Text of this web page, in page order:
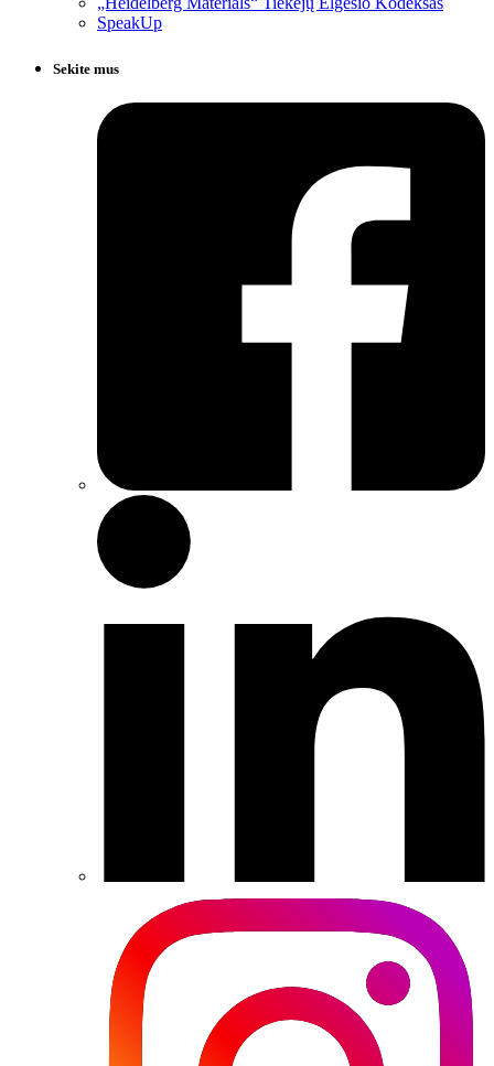
SpeakUp
Sekite mus